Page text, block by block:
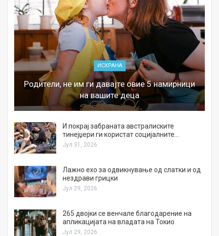
ИСХРАНА
Родители, не им ги давајте овие 5 намирници
на вашите деца
И покрај забраната австралиските
тинејџери ги користат социјалните…
Јул 31, 2026
Лажно ехо за одвикнување од слатки и од
нездрави грицки
Јул 29, 2026
265 двојки се венчале благодарение на
апликацијата на владата на Токио
Јул 29, 2026